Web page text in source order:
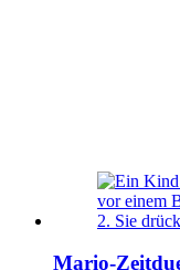
Mario-